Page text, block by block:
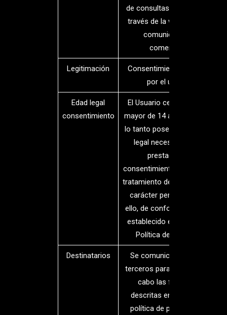
de consultas efectuadas a
través de la web Envío de
comunicaciones
comerciales
Legitimación
Consentimiento otorgado
por el usuario
Edad legal
consentimiento
El Usuario certifica que es
mayor de 14 años y que por
lo tanto posee la capacidad
legal necesaria para la
prestación del
consentimiento en cuanto al
tratamiento de sus datos de
carácter personal y todo
ello, de conformidad con lo
establecido en la presente
Política de Privacidad.
Destinatarios
Se comunicarán datos a
terceros para poder llevar a
cabo las finalidades
descritas en la presente
política de privacidad. En